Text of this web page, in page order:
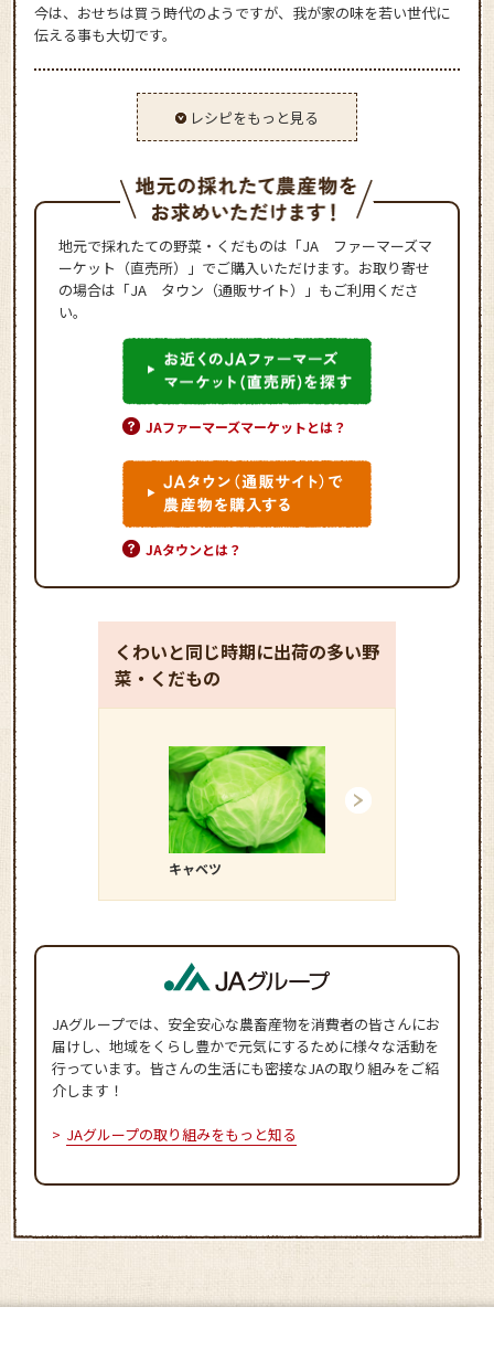
今は、おせちは買う時代のようですが、我が家の味を若い世代に
伝える事も大切です。
レシピをもっと見る
地元で採れたての野菜・くだものは「JA ファーマーズマ
ーケット（直売所）」でご購入いただけます。お取り寄せ
の場合は「JA タウン（通販サイト）」もご利用くださ
い。
JAファーマーズマーケットとは？
JAタウンとは？
くわいと同じ時期に出荷の多い野
菜・くだもの
キャベツ
JAグループでは、安全安心な農畜産物を消費者の皆さんにお
届けし、地域をくらし豊かで元気にするために様々な活動を
行っています。皆さんの生活にも密接なJAの取り組みをご紹
介します！
JAグループの取り組みをもっと知る